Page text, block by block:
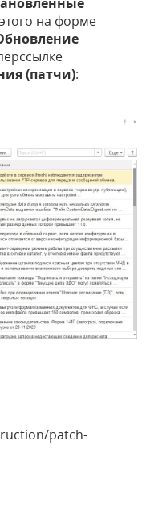
на форме
(патчи):
patch-